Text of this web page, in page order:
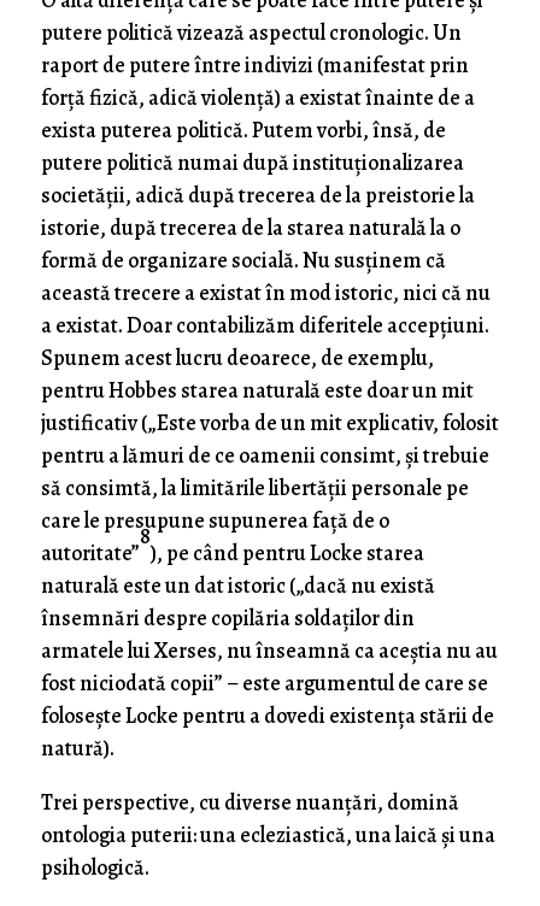
putere politică vizează aspectul cronologic. Un
raport de putere între indivizi (manifestat prin
forţă fizică, adică violenţă) a existat înainte de a
exista puterea politică. Putem vorbi, însă, de
putere politică numai după instituţionalizarea
societăţii, adică după trecerea de la preistorie la
istorie, după trecerea de la starea naturală la o
formă de organizare socială. Nu susţinem că
această trecere a existat în mod istoric, nici că nu
a existat. Doar contabilizăm diferitele accepţiuni.
Spunem acest lucru deoarece, de exemplu,
pentru Hobbes starea naturală este doar un mit
justificativ („Este vorba de un mit explicativ, folosit
pentru a lămuri de ce oamenii consimt, şi trebuie
să consimtă, la limitările libertăţii personale pe
care le presupune supunerea faţă de o
autoritate”
8
), pe când pentru Locke starea
naturală este un dat istoric („dacă nu există
însemnări despre copilăria soldaţilor din
armatele lui Xerses, nu înseamnă ca aceştia nu au
fost niciodată copii” – este argumentul de care se
foloseşte Locke pentru a dovedi existenţa stării de
natură).
Trei perspective, cu diverse nuanţări, domină
ontologia puterii: una ecleziastică, una laică şi una
psihologică.